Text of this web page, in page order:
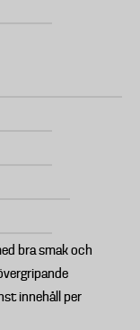
bra smak och
innehåll per